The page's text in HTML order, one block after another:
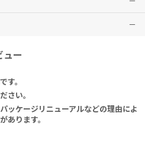
量を必ず守り、過剰な摂取はお控え
L-Tartrate 100mg, White Kidne
60mg, Cactus Extract 50mg, Chr
5mg, Pyridoxine Hydrochloride 2
ー
す。
さい。
ッケージリニューアルなどの理由によ
あります。